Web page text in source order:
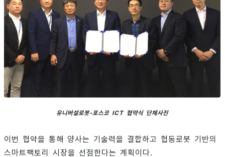
유니버설로봇-포스코 ICT 협약식 단체사진
이번 협약을 통해 양사는 기술력을 결합하고 협동로봇 기반의
스마트팩토리 시장을 선점한다는 계획이다.